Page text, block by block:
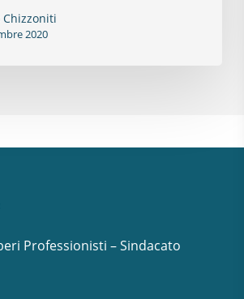
Chizzoniti
2020
Professionisti – Sindacato